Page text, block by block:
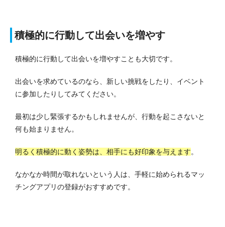
積極的に行動して出会いを増やす
積極的に行動して出会いを増やすことも大切です。
出会いを求めているのなら、新しい挑戦をしたり、イベント
に参加したりしてみてください。
最初は少し緊張するかもしれませんが、行動を起こさないと
何も始まりません。
明るく積極的に動く姿勢は、相手にも好印象を与えます。
なかなか時間が取れないという人は、手軽に始められるマッ
チングアプリの登録がおすすめです。